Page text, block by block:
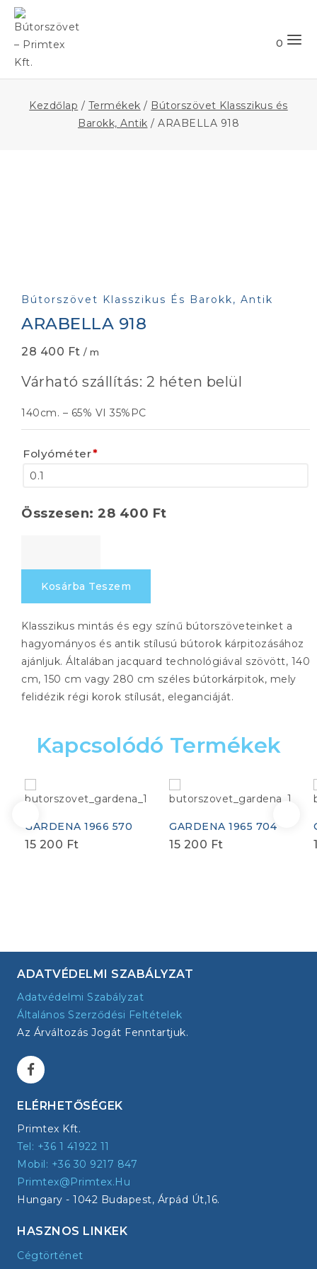
Skip
content
0
Kezdőlap / Termékek / Bútorszövet Klasszikus és
Barokk, Antik / ARABELLA 918
Bútorszövet Klasszikus És Barokk, Antik
ARABELLA 918
28 400 Ft / m
Várható szállítás: 2 héten belül
140cm. – 65% VI 35%PC
Folyóméter*
Összesen: 28 400 Ft
Kosárba Teszem
Klasszikus mintás és egy színű bútorszöveteinket a
hagyományos és antik stílusú bútorok kárpitozásához
ajánljuk. Általában jacquard technológiával szövött, 140
cm, 150 cm vagy 280 cm széles bútorkárpitok, mely
felidézik régi korok stílusát, eleganciáját.
Kapcsolódó Termékek
GARDENA 1966 570
15 200 Ft
GARDENA 1965 704
15 200 Ft
ADATVÉDELMI SZABÁLYZAT
Adatvédelmi Szabályzat
Általános Szerződési Feltételek
Az Árváltozás Jogát Fenntartjuk.
ELÉRHETŐSÉGEK
Primtex Kft.
Tel: +36 1 41922 11
Mobil: +36 30 9217 847
Primtex@primtex.hu
Hungary - 1042 Budapest, Árpád Út,16.
HASZNOS LINKEK
Cégtörténet